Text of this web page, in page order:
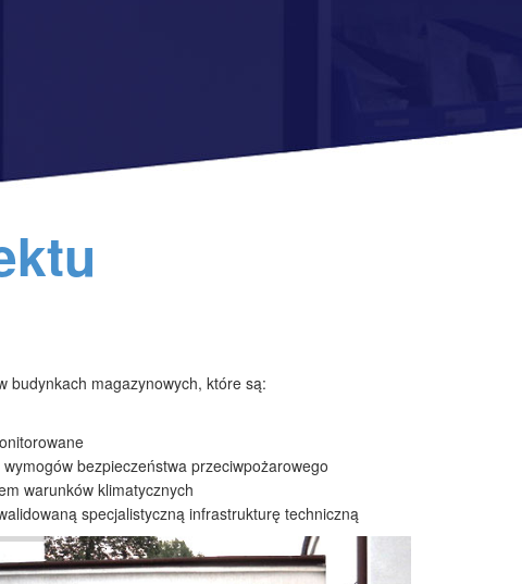
budynkach magazynowych, które są:
bezpieczeństwa przeciwpożarowego
warunków klimatycznych
specjalistyczną infrastrukturę techniczną